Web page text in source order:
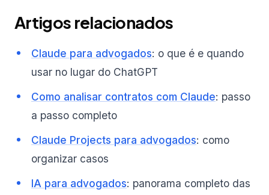
Artigos relacionados
Claude para advogados: o que é e quando
usar no lugar do ChatGPT
Como analisar contratos com Claude: passo
a passo completo
Claude Projects para advogados: como
organizar casos
IA para advogados: panorama completo das